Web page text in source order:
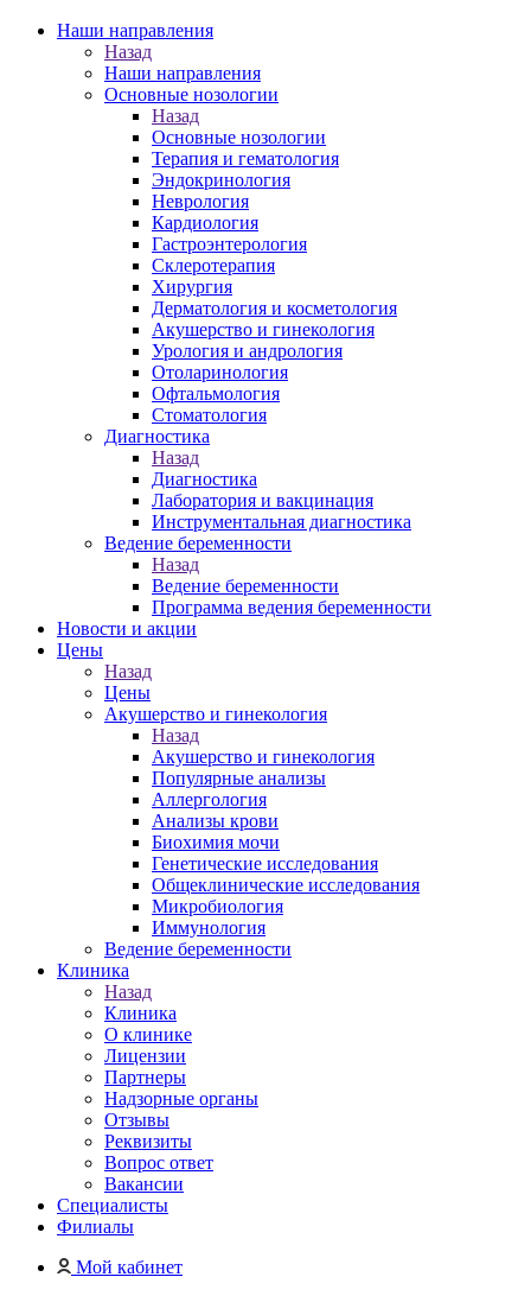
Наши направления
Назад
Наши направления
Основные нозологии
Назад
Основные нозологии
Терапия и гематология
Эндокринология
Неврология
Кардиология
Гастроэнтерология
Склеротерапия
Хирургия
Дерматология и косметология
Акушерство и гинекология
Урология и андрология
Отоларинология
Офтальмология
Стоматология
Диагностика
Назад
Диагностика
Лаборатория и вакцинация
Инструментальная диагностика
Ведение беременности
Назад
Ведение беременности
Программа ведения беременности
Новости и акции
Цены
Назад
Цены
Акушерство и гинекология
Назад
Акушерство и гинекология
Популярные анализы
Аллергология
Анализы крови
Биохимия мочи
Генетические исследования
Общеклинические исследования
Микробиология
Иммунология
Ведение беременности
Клиника
Назад
Клиника
О клинике
Лицензии
Партнеры
Надзорные органы
Отзывы
Реквизиты
Вопрос ответ
Вакансии
Специалисты
Филиалы
Мой кабинет